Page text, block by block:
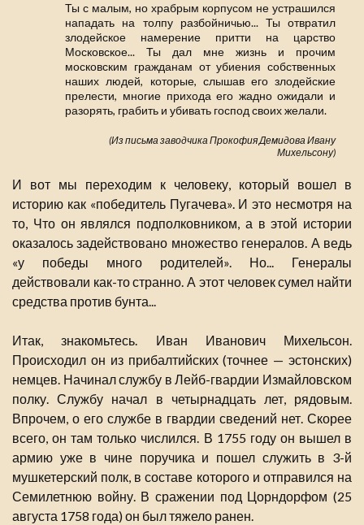
Ты с малым, но храбрым корпусом не устрашился
нападать на толпу разбойничью... Ты отвратил
злодейское намерение притти на царство
Московское... Ты дал мне жизнь и прочим
московским гражданам от убиения собственных
наших людей, которые, слышав его злодейские
прелести, многие прихода его жадно ожидали и
разорять, грабить и убивать господ своих желали.
(Из письма заводчика Прокофия Демидова Ивану
Михельсону)
И вот мы переходим к человеку, который вошел в
историю как «победитель Пугачева». И это несмотря на
то, Что он являлся подполковником, а в этой истории
оказалось задействовано множество генералов. А ведь
«у победы много родителей». Но... Генералы
действовали как-то странно. А этот человек сумел найти
средства против бунта...
Итак, знакомьтесь. Иван Иванович Михельсон.
Происходил он из прибалтийских (точнее — эстонских)
немцев. Начинал службу в Лейб-гвардии Измайловском
полку. Службу начал в четырнадцать лет, рядовым.
Впрочем, о его службе в гвардии сведений нет. Скорее
всего, он там только числился. В 1755 году он вышел в
армию уже в чине поручика и пошел служить в 3-й
мушкетерский полк, в составе которого и отправился на
Семилетнюю войну. В сражении под Цорндорфом (25
августа 1758 года) он был тяжело ранен.